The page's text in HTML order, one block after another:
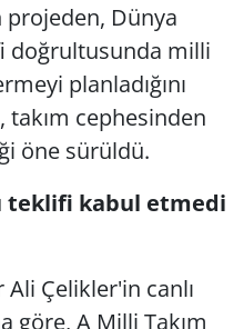
Dünya
doğrultusunda milli
planladığını
takım cephesinden
öne sürüldü.
teklifi kabul etmedi
Çelikler'in canlı
göre, A Milli Takım